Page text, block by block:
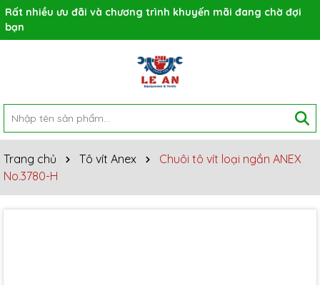
Rất nhiều ưu đãi và chương trình khuyến mãi đang chờ đợi
bạn
Trang chủ Tô vít Anex
Chuôi tô vít loại ngắn ANEX
No.3780-H